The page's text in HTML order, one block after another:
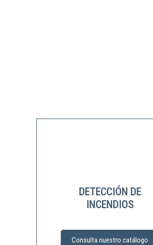
DETECCIÓN DE
INCENDIOS
Consulta nuestro catálogo